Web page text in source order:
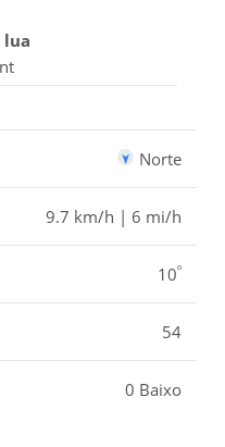
lua
Norte
9.7 km/h | 6 mi/h
10º
54
0 Baixo